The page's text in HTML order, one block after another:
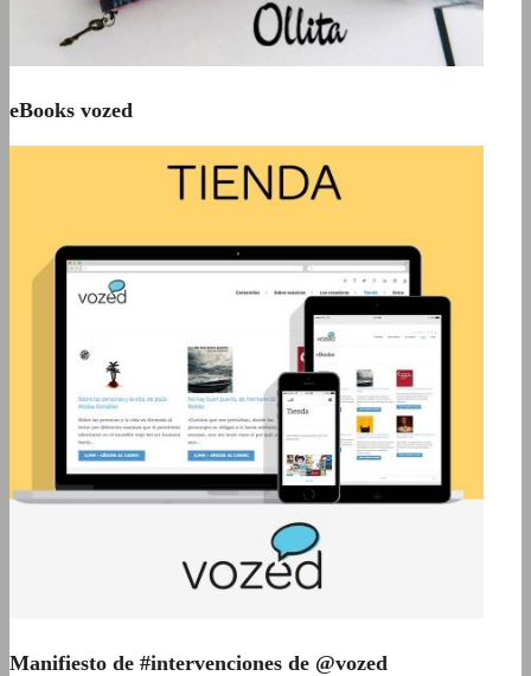
eBooks vozed
Manifiesto de #intervenciones de @vozed